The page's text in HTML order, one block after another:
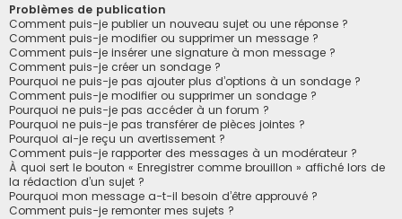
Problèmes de publication
Comment puis-je publier un nouveau sujet ou une réponse ?
Comment puis-je modifier ou supprimer un message ?
Comment puis-je insérer une signature à mon message ?
Comment puis-je créer un sondage ?
Pourquoi ne puis-je pas ajouter plus d’options à un sondage ?
Comment puis-je modifier ou supprimer un sondage ?
Pourquoi ne puis-je pas accéder à un forum ?
Pourquoi ne puis-je pas transférer de pièces jointes ?
Pourquoi ai-je reçu un avertissement ?
Comment puis-je rapporter des messages à un modérateur ?
À quoi sert le bouton « Enregistrer comme brouillon » affiché lors de
la rédaction d’un sujet ?
Pourquoi mon message a-t-il besoin d’être approuvé ?
Comment puis-je remonter mes sujets ?